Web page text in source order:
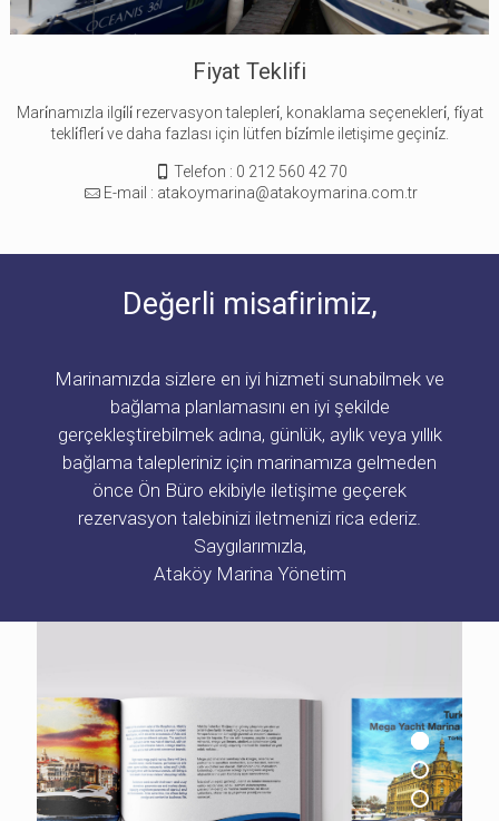
Fiyat Teklifi
Mari̇namızla ilgi̇li̇ rezervasyon talepleri̇, konaklama seçenekleri̇, fi̇yat
tekli̇fleri̇ ve daha fazlası için lütfen bi̇zi̇mle iletişime geçini̇z.
Telefon : 0 212 560 42 70
E-mail : atakoymarina@atakoymarina.com.tr
Değerli misafirimiz,
Marinamızda sizlere en iyi hizmeti sunabilmek ve
bağlama planlamasını en iyi şekilde
gerçekleştirebilmek adına, günlük, aylık veya yıllık
bağlama talepleriniz için marinamıza gelmeden
önce Ön Büro ekibiyle iletişime geçerek
rezervasyon talebinizi iletmenizi rica ederiz.
Saygılarımızla,
Ataköy Marina Yönetim